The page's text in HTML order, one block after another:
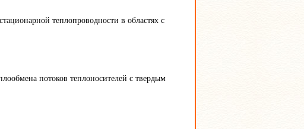
теплопроводности в областях с
потоков теплоносителей с твердым